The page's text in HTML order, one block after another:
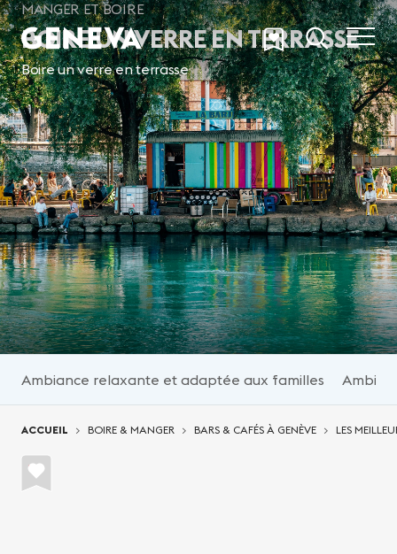
Aller au contenu principal
MANGER ET BOIRE
BOIRE UN VERRE EN TERRASSE
Boire un verre en terrasse
Ambiance relaxante et adaptée aux familles
ACCUEIL BOIRE & MANGER BARS & CAFÉS À GENÈVE LES